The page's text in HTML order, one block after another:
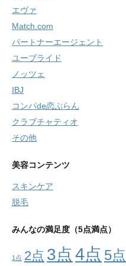
エヴァ
Match.com
パートナーエージェント
ユーブライド
ノッツェ
IBJ
コンパde恋ぷらん
クラブチャティオ
その他
美容コンテンツ
スキンケア
脱毛
みんなの満足度（5点満点）
1点 2点 3点4点 5点